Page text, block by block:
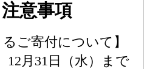
意事項
ご寄付について】
12月31日（水）まで